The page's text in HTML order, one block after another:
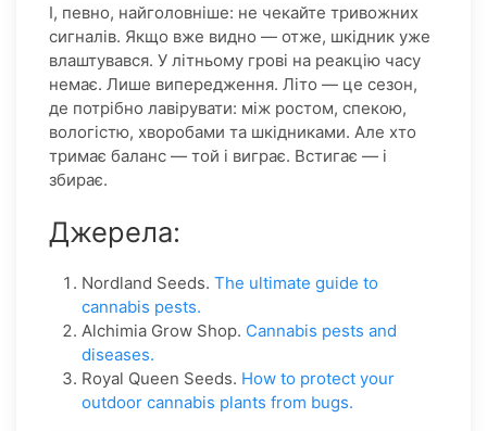
І, певно, найголовніше: не чекайте тривожних
сигналів. Якщо вже видно — отже, шкідник уже
влаштувався. У літньому грові на реакцію часу
немає. Лише випередження. Літо — це сезон,
де потрібно лавірувати: між ростом, спекою,
вологістю, хворобами та шкідниками. Але хто
тримає баланс — той і виграє. Встигає — і
збирає.
Джерела:
Nordland Seeds. The ultimate guide to
cannabis pests.
Alchimia Grow Shop. Cannabis pests and
diseases.
Royal Queen Seeds. How to protect your
outdoor cannabis plants from bugs.